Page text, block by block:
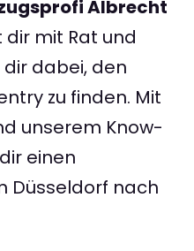
Albrecht
dir mit Rat und
dir dabei, den
zu finden. Mit
unserem Know-
einen
Düsseldorf nach